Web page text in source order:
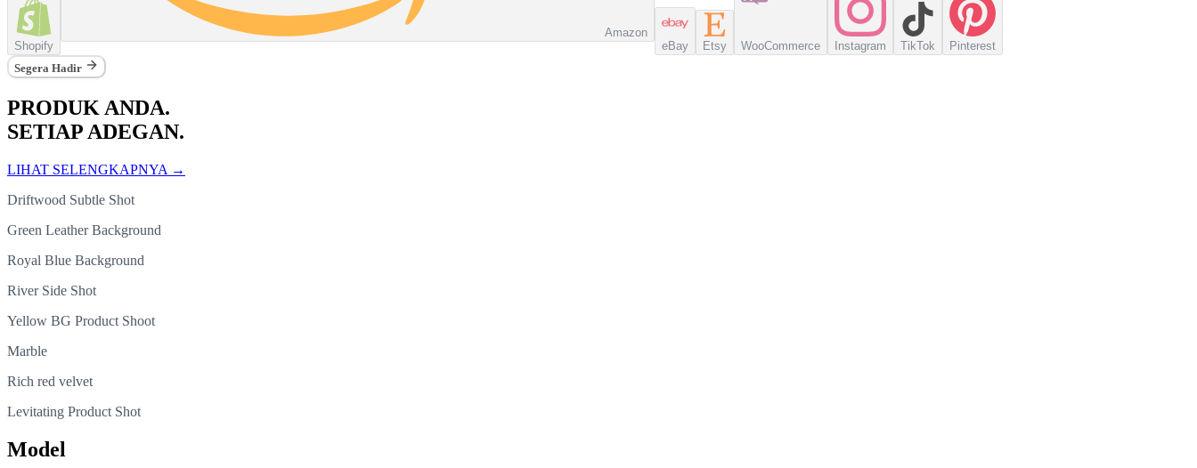
Shopify
Amazon
eBay
Etsy WooCommerce Instagram TikTok
Pinterest
Segera Hadir
PRODUK ANDA.
SETIAP ADEGAN.
LIHAT SELENGKAPNYA →
Driftwood Subtle Shot
Green Leather Background
Royal Blue Background
River Side Shot
Yellow BG Product Shoot
Marble
Rich red velvet
Levitating Product Shot
Model